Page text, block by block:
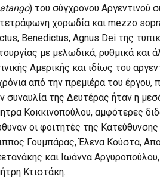
) του σύγχρονου Αργεντινού
χορωδία και mezzo
Benedictus, Agnus Dei της
με μελωδικά, ρυθμικά και
Αμερικής και ιδίως του
από την πρεμιέρα του
συναυλία της Δευτέρας ήταν η
Κοκκινοπούλου, αμφότερες
οι φοιτητές της
Γουμπάρας, Έλενα Κούστα,
και Ιωάννα
Κτιστάκη.